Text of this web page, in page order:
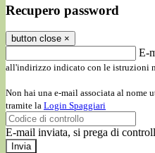
Recupero password
button close ×
E-
all'indirizzo indicato con le istruzioni
Non hai una e-mail associata al nome
tramite la Login Spaggiari
E-mail inviata, si prega di